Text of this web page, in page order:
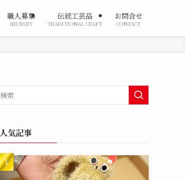
職人募集
RECRUIT
伝統工芸品
TRADITIONAL CRAFT
お問合せ
CONTACT
人気記事